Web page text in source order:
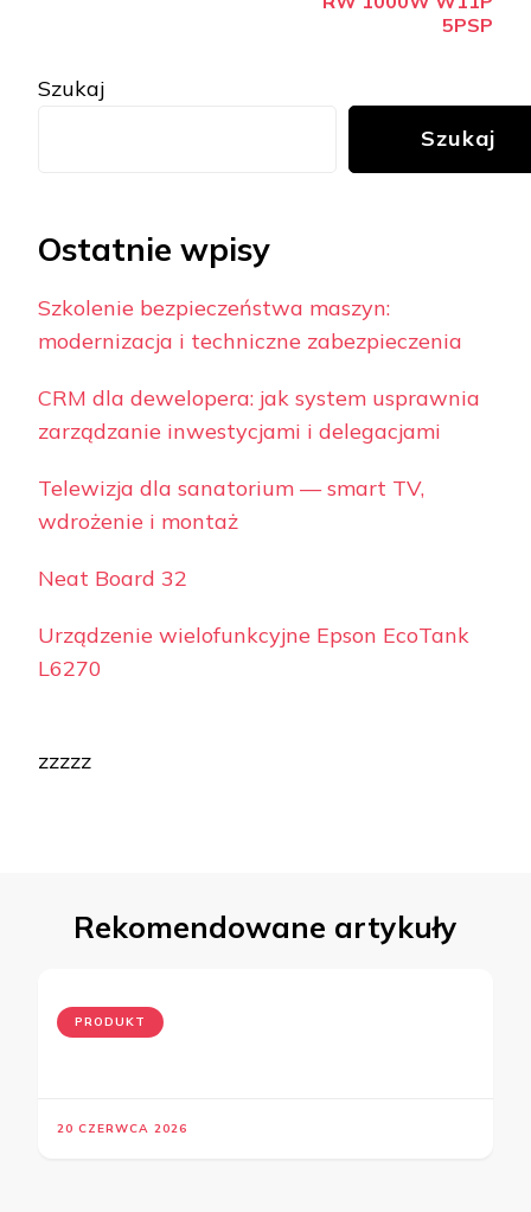
5PSP
Szukaj
Szukaj
Ostatnie wpisy
Szkolenie bezpieczeństwa maszyn:
modernizacja i techniczne zabezpieczenia
CRM dla dewelopera: jak system usprawnia
zarządzanie inwestycjami i delegacjami
Telewizja dla sanatorium — smart TV,
wdrożenie i montaż
Neat Board 32
Urządzenie wielofunkcyjne Epson EcoTank
L6270
zzzzz
Rekomendowane artykuły
PRODUKT
20 CZERWCA 2026